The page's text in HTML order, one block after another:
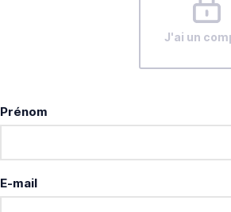
J'ai un
Prénom
E-mail